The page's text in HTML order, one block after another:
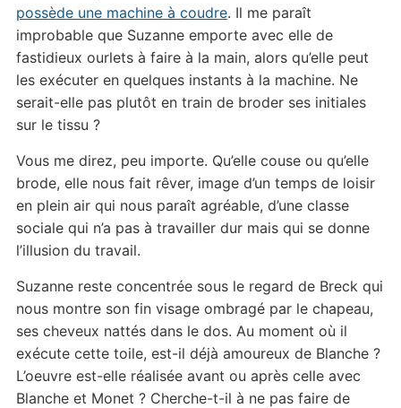
possède une machine à coudre. Il me paraît
improbable que Suzanne emporte avec elle de
fastidieux ourlets à faire à la main, alors qu’elle peut
les exécuter en quelques instants à la machine. Ne
serait-elle pas plutôt en train de broder ses initiales
sur le tissu ?
Vous me direz, peu importe. Qu’elle couse ou qu’elle
brode, elle nous fait rêver, image d’un temps de loisir
en plein air qui nous paraît agréable, d’une classe
sociale qui n’a pas à travailler dur mais qui se donne
l’illusion du travail.
Suzanne reste concentrée sous le regard de Breck qui
nous montre son fin visage ombragé par le chapeau,
ses cheveux nattés dans le dos. Au moment où il
exécute cette toile, est-il déjà amoureux de Blanche ?
L’oeuvre est-elle réalisée avant ou après celle avec
Blanche et Monet ? Cherche-t-il à ne pas faire de